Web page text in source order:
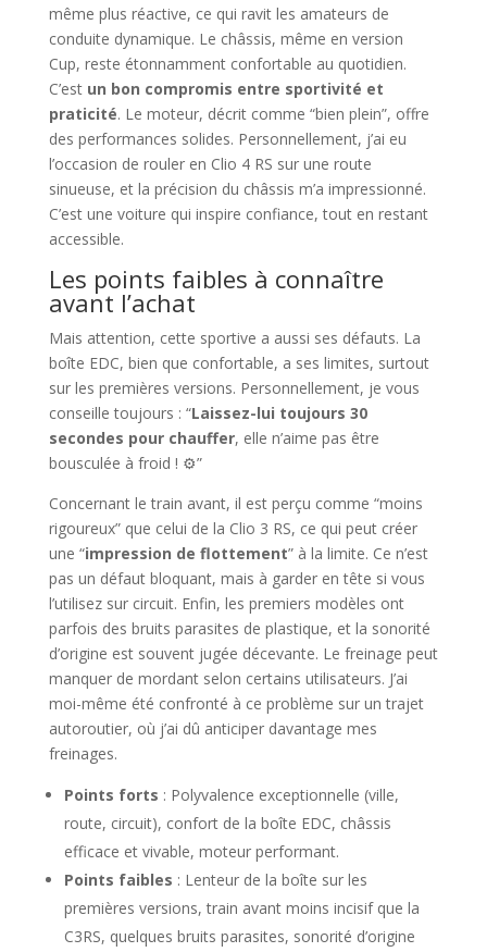
même plus réactive, ce qui ravit les amateurs de
conduite dynamique. Le châssis, même en version
Cup, reste étonnamment confortable au quotidien.
C’est un bon compromis entre sportivité et
praticité. Le moteur, décrit comme “bien plein”, offre
des performances solides. Personnellement, j’ai eu
l’occasion de rouler en Clio 4 RS sur une route
sinueuse, et la précision du châssis m’a impressionné.
C’est une voiture qui inspire confiance, tout en restant
accessible.
Les points faibles à connaître
avant l’achat
Mais attention, cette sportive a aussi ses défauts. La
boîte EDC, bien que confortable, a ses limites, surtout
sur les premières versions. Personnellement, je vous
conseille toujours : “Laissez-lui toujours 30
secondes pour chauffer, elle n’aime pas être
bousculée à froid ! ⚙️”
Concernant le train avant, il est perçu comme “moins
rigoureux” que celui de la Clio 3 RS, ce qui peut créer
une “impression de flottement” à la limite. Ce n’est
pas un défaut bloquant, mais à garder en tête si vous
l’utilisez sur circuit. Enfin, les premiers modèles ont
parfois des bruits parasites de plastique, et la sonorité
d’origine est souvent jugée décevante. Le freinage peut
manquer de mordant selon certains utilisateurs. J’ai
moi-même été confronté à ce problème sur un trajet
autoroutier, où j’ai dû anticiper davantage mes
freinages.
Points forts : Polyvalence exceptionnelle (ville,
route, circuit), confort de la boîte EDC, châssis
efficace et vivable, moteur performant.
Points faibles : Lenteur de la boîte sur les
premières versions, train avant moins incisif que la
C3RS, quelques bruits parasites, sonorité d’origine